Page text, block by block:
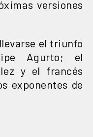
versiones
el triunfo
Agurto; el
y el francés
exponentes de